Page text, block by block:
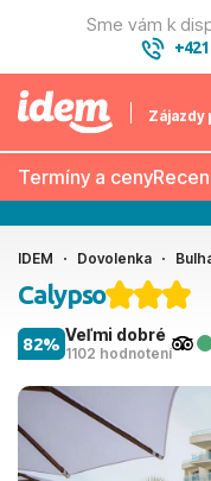
Sme vám k
+421
Zájazdy
Termíny a ceny
IDEM Dovolenka
Calypso
Veľmi dobré
1102 hodnotení
82%